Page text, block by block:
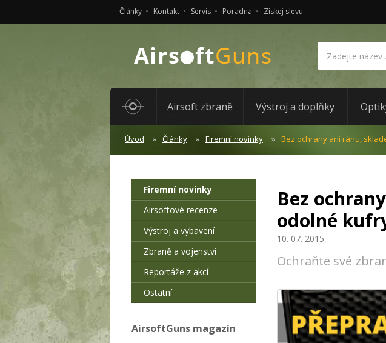
Články Kontakt Servis Poradna Získej slevu
Airsoft zbraně Výstroj a doplňky
Úvod Články Firemní novinky Bez ochrany ani ránu,
Bez
odolné
10. 07. 2015
Ochraňte své
Firemní novinky
Airsoftové recenze
Výstroj a vybavení
Zbraně a vojenství
Reportáže z akcí
Ostatní
AirsoftGuns magazín